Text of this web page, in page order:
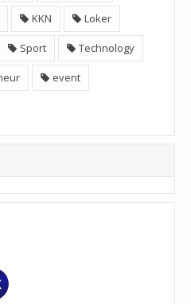
KKN Loker
Sport Technology
event